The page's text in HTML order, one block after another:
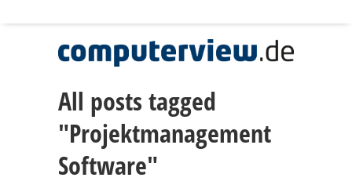
All posts tagged
"Projektmanagement
Software"